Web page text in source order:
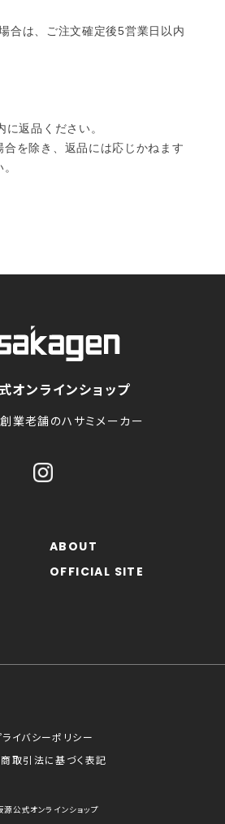
合は、ご注文確定後5営業日以内
返品ください。
合を除き、返品には応じかねます
オンラインショップ
業老舗のハサミメーカー
ABOUT
OFFICIAL SITE
ライバシーポリシー
取引法に基づく表記
源公式オンラインショップ